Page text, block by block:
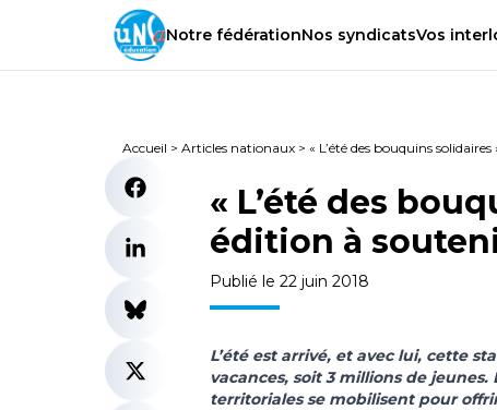
Notre fédérationNos syndicatsVos
Accueil > Articles nationaux > « L’été des bouquins
« L’été des
édition à
Publié le 22 juin 2018
L’été est arrivé, et avec lui, cette
vacances, soit 3 millions de
territoriales se mobilisent pour offrir